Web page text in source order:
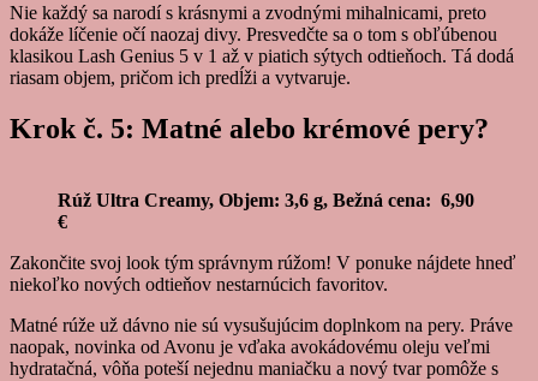
Nie každý sa narodí s krásnymi a zvodnými mihalnicami, preto
dokáže líčenie očí naozaj divy. Presvedčte sa o tom s obľúbenou
klasikou Lash Genius 5 v 1 až v piatich sýtych odtieňoch. Tá dodá
riasam objem, pričom ich predĺži a vytvaruje.
Krok č. 5: Matné alebo krémové pery?
Rúž Ultra Creamy, Objem: 3,6 g, Bežná cena: 6,90
€
Zakončite svoj look tým správnym rúžom! V ponuke nájdete hneď
niekoľko nových odtieňov nestarnúcich favoritov.
Matné rúže už dávno nie sú vysušujúcim doplnkom na pery. Práve
naopak, novinka od Avonu je vďaka avokádovému oleju veľmi
hydratačná, vôňa poteší nejednu maniačku a nový tvar pomôže s